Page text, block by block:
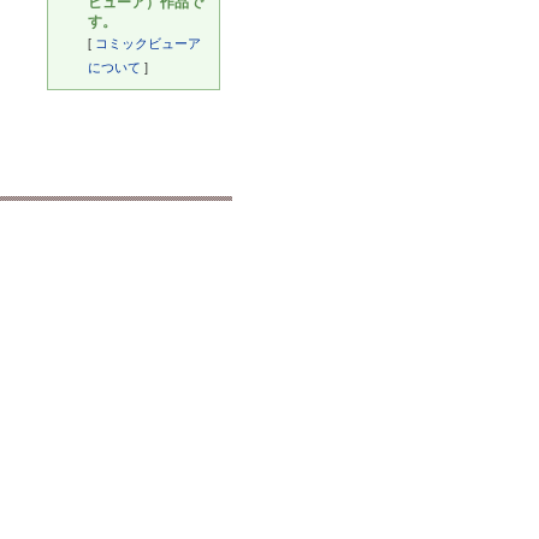
す。
[ コミックビューア
について ]